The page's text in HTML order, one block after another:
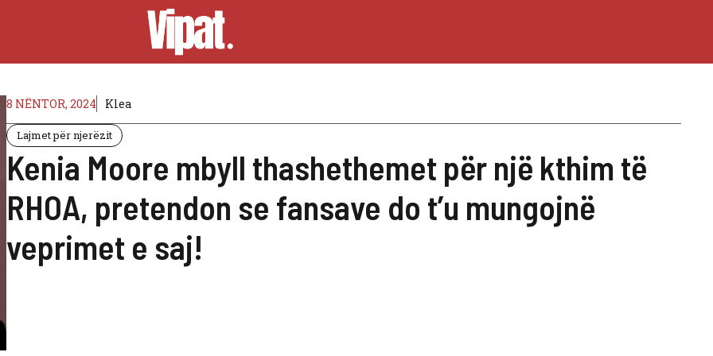
8 NËNTOR, 2024 Klea
Lajmet për njerëzit
Kenia Moore mbyll thashethemet për një kthim të
RHOA, pretendon se fansave do t’u mungojnë
veprimet e saj!